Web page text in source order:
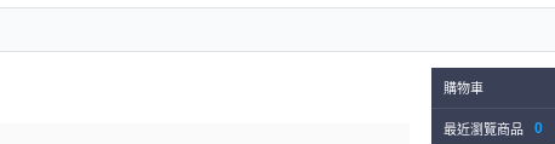
購物車
最近瀏覽商品 0